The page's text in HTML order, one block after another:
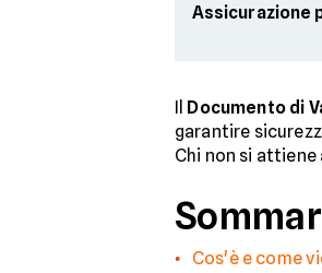
Assicurazione
Il Documento di
garantire
Chi non si
Cos'è e come